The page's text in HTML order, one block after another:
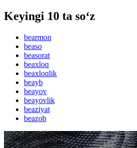
Keyingi 10 ta so‘z
bearmon
beaso
beasorat
beaxloq
beaxloqlik
beayb
beayov
beayovlik
beaziyat
beazob